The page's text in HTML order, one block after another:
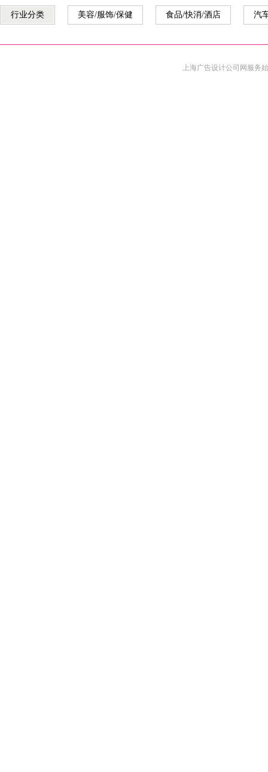
行业分类 美容/服饰/保健 食品/快消/酒店 汽
上海广告设计公司 网服务